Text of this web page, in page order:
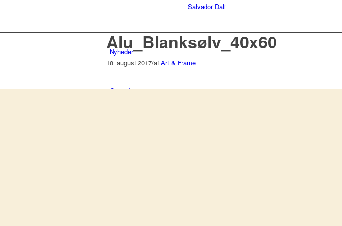
Salvador Dali
Nyheder
Om indramning
Alu_Blanksølv_40x60
18. august 2017/af Art & Frame